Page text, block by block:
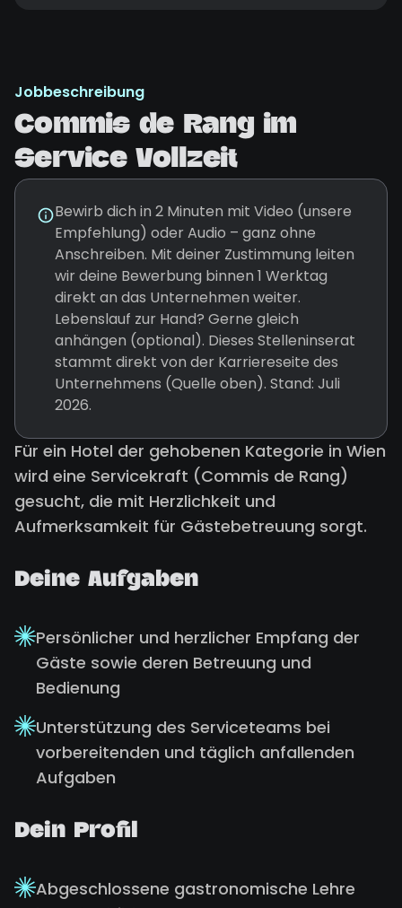
Jobbeschreibung
Commis de Rang im
Service Vollzeit
Bewirb dich in 2 Minuten mit Video (unsere
Empfehlung) oder Audio – ganz ohne
Anschreiben. Mit deiner Zustimmung leiten
wir deine Bewerbung binnen 1 Werktag
direkt an das Unternehmen weiter.
Lebenslauf zur Hand? Gerne gleich
anhängen (optional). Dieses Stelleninserat
stammt direkt von der Karriereseite des
Unternehmens (Quelle oben). Stand: Juli
2026.
Für ein Hotel der gehobenen Kategorie in Wien
wird eine Servicekraft (Commis de Rang)
gesucht, die mit Herzlichkeit und
Aufmerksamkeit für Gästebetreuung sorgt.
Deine Aufgaben
Persönlicher und herzlicher Empfang der
Gäste sowie deren Betreuung und
Bedienung
Unterstützung des Serviceteams bei
vorbereitenden und täglich anfallenden
Aufgaben
Dein Profil
Abgeschlossene gastronomische Lehre